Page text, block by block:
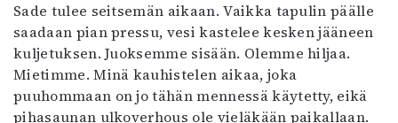
Sade tulee seitsemän aikaan. Vaikka tapulin päälle
saadaan pian pressu, vesi kastelee kesken jääneen
kuljetuksen. Juoksemme sisään. Olemme hiljaa.
Mietimme. Minä kauhistelen aikaa, joka
puuhommaan on jo tähän mennessä käytetty, eikä
pihasaunan ulkoverhous ole vieläkään paikallaan.